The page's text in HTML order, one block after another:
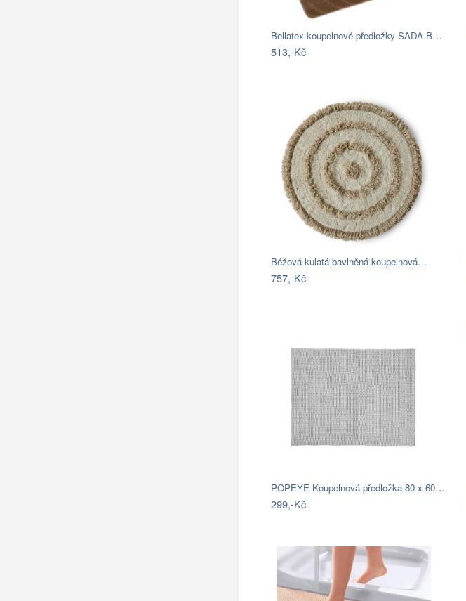
Bellatex koupelnové předložky SADA BANY…
513,-Kč
Béžová kulatá bavlněná koupelnová…
757,-Kč
POPEYE Koupelnová předložka 80 x 60 cm …
299,-Kč